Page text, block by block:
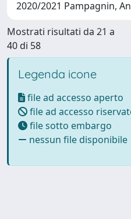
2020/2021 Pampagnin,
Mostrati risultati da 21 a
40 di 58
Legenda icone
file ad accesso aperto
file ad accesso
file sotto embargo
nessun file disponibile